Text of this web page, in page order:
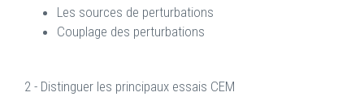
Les sources de perturbations
Couplage des perturbations
2 - Distinguer les principaux essais CEM